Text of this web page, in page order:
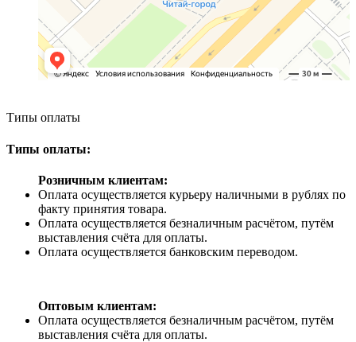
Типы оплаты
Типы оплаты:
Розничным клиентам:
Оплата осуществляется курьеру наличными в рублях по
факту принятия товара.
Оплата осуществляется безналичным расчётом, путём
выставления счёта для оплаты.
Оплата осуществляется банковским переводом.
Оптовым клиентам:
Оплата осуществляется безналичным расчётом, путём
выставления счёта для оплаты.